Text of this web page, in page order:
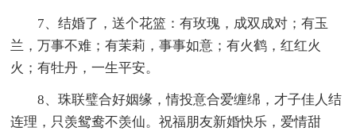
7、结婚了，送个花篮：有玫瑰，成双成对；有玉
兰，万事不难；有茉莉，事事如意；有火鹤，红红火
火；有牡丹，一生平安。
8、珠联璧合好姻缘，情投意合爱缠绵，才子佳人结
连理，只羡鸳鸯不羡仙。祝福朋友新婚快乐，爱情甜